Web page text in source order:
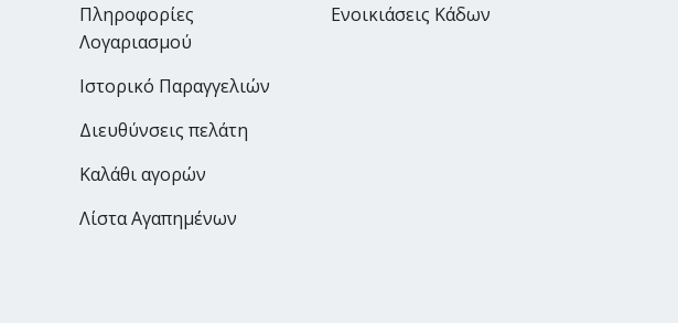
Πληροφορίες
Λογαριασμού
Ιστορικό Παραγγελιών
Διευθύνσεις πελάτη
Καλάθι αγορών
Λίστα Αγαπημένων
Ενοικιάσεις Κάδων